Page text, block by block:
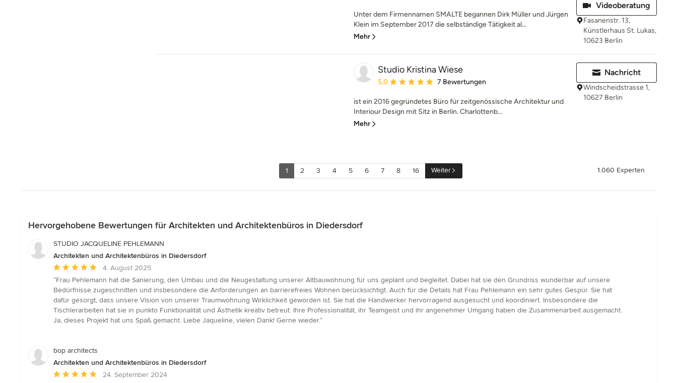
Unter dem Firmennamen SMALTE begannen Dirk Müller und Jürgen
Klein im September 2017 die selbständige Tätigkeit al...
Mehr
Videoberatung
Fasanenstr. 13,
Künstlerhaus St. Lukas,
10623 Berlin
Studio Kristina Wiese
Durchschnittliche Bewertung: 5 von 5 Sternen
5,0 7 Bewertungen
ist ein 2016 gegründetes Büro für zeitgenössische Architektur und
Interiour Design mit Sitz in Berlin. Charlottenb...
Mehr
Nachricht
Windscheidstrasse 1,
10627 Berlin
1 2 3 4 5 6 7 8 16 Weiter 1.060 Experten
Hervorgehobene Bewertungen für Architekten und Architektenbüros in Diedersdorf
STUDIO JACQUELINE PEHLEMANN
Architekten und Architektenbüros in Diedersdorf
Durchschnittliche
Bewertung:
5
von
5
Sternen
4. August 2025
“Frau Pehlemann hat die Sanierung, den Umbau und die Neugestaltung unserer Altbauwohnung für uns geplant und begleitet. Dabei hat sie den Grundriss wunderbar auf unsere
Bedürfnisse zugeschnitten und insbesondere die Anforderungen an barrierefreies Wohnen berücksichtigt. Auch für die Details hat Frau Pehlemann ein sehr gutes Gespür. Sie hat
dafür gesorgt, dass unsere Vision von unserer Traumwohnung Wirklichkeit geworden ist. Sie hat die Handwerker hervorragend ausgesucht und koordiniert. Insbesondere die
Tischlerarbeiten hat sie in punkto Funktionalität und Ästhetik kreativ betreut. Ihre Professionalität, ihr Teamgeist und ihr angenehmer Umgang haben die Zusammenarbeit ausgemacht.
Ja, dieses Projekt hat uns Spaß gemacht. Liebe Jaqueline, vielen Dank! Gerne wieder.”
bop architects
Architekten und Architektenbüros in Diedersdorf
Durchschnittliche24. September 2024